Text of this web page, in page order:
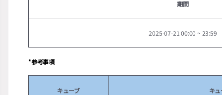
期間
2025-07-21 00:00 ~ 23:59
*参考事項
キューブ キ